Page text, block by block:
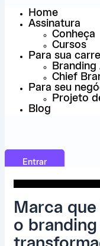
Home
Assinatura
Conheça
Cursos
Para sua
Branding
Chief
Para seu
Projeto
Blog
Entrar
Marca
o